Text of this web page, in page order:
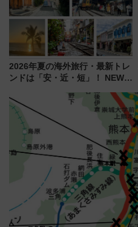
2026年夏の海外旅行・最新トレ
ンドは「安・近・短」！ NEWT
渡航先TOP5とは？ 円安時代の
旅行術